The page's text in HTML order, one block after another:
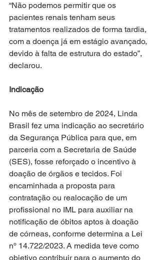
“Não podemos permitir que os
pacientes renais tenham seus
tratamentos realizados de forma tardia,
com a doença já em estágio avançado,
devido à falta de estrutura do estado”,
declarou.
Indicação
No mês de setembro de 2024, Linda
Brasil fez uma indicação ao secretário
da Segurança Pública para que, em
parceria com a Secretaria de Saúde
(SES), fosse reforçado o incentivo à
doação de órgãos e tecidos. Foi
encaminhada a proposta para
contratação ou realocação de um
profissional no IML para auxiliar na
notificação de óbitos aptos à doação
de córneas, conforme determina a Lei
nº 14.722/2023. A medida teve como
objetivo contribuir para o aumento do